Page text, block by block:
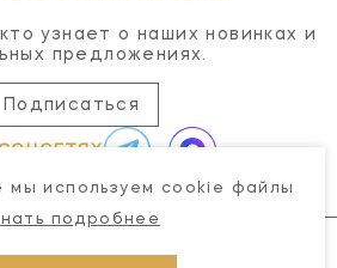
узнает о наших новинках и
предложениях.
Подписаться
мы используем cookie файлы
подробнее